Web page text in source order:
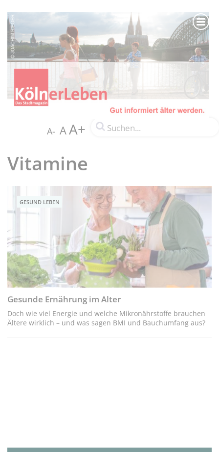
A- AA+
Vitamine
GESUND LEBEN
Gesunde Ernährung im Alter
Doch wie viel Energie und welche Mikronährstoffe brauchen
Ältere wirklich – und was sagen BMI und Bauchumfang aus?